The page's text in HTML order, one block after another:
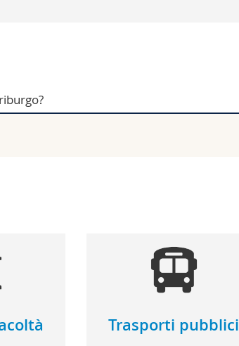
et management
Chercheurs
Trasporti pubblici